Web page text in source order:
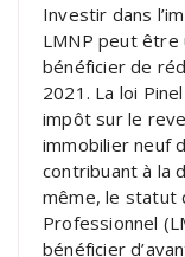
Investir dans
LMNP peut
bénéficier de
2021. La loi
impôt sur le
immobilier neuf
contribuant à la
même, le statut
Professionnel
bénéficier